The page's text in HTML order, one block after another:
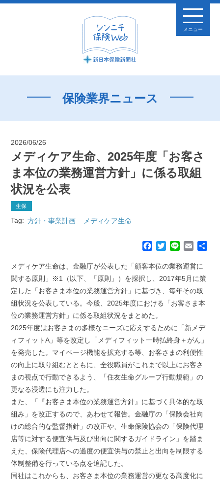
メニュー
保険業界ニュース
2026/06/26
メディケア生命、2025年度「お客さ
ま本位の業務運営方針」に係る取組
状況を公表
生保
Tag: 方針・事業計画 メディケア生命
c
o
o
k
T
i
t
e
r
n
e
E
a
i
メディケア生命は、金融庁が公表した「顧客本位の業務運営に
関する原則」※1（以下、「原則」）を採択し、2017年5月に策
定した「お客さま本位の業務運営方針」に基づき、毎年その取
組状況を公表している。今般、2025年度における「お客さま本
位の業務運営方針」に係る取組状況をまとめた。
2025年度はお客さまの多様なニーズに応えするために「新メデ
ィフィットA」等を改定し「メディフィット一時払終身＋がん」
を発売した。マイページ機能を拡充する等、お客さまの利便性
の向上に取り組むとともに、全役職員がこれまで以上にお客さ
まの視点で行動できるよう、「住友生命グループ行動規範」の
更なる浸透にも注力した。
また、「『お客さま本位の業務運営方針』に基づく具体的な取
組み」を改正するので、あわせて報告。金融庁の「保険会社向
けの総合的な監督指針」の改正や、生命保険協会の「保険代理
店等に対する便宜供与及び出向に関するガイドライン」を踏ま
えた、保険代理店への過度の便宜供与の禁止と出向を制限する
体制整備を行っている点を追記した。
同社はこれからも、お客さま本位の業務運営の更なる高度化に